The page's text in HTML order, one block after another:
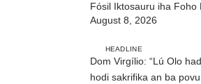
Fósil Iktosauru iha Foho
Kailaku
August 8, 2026
HEADLINE
Dom Virgílio: “Lú Olo
hodi sakrifika an ba povu